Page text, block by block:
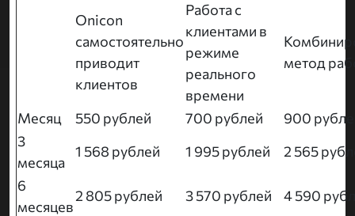
Onicon
самостоятельно
приводит
клиентов
Работа с
клиентами в
режиме
реального
времени
метод
Месяц 550 рублей 700 рублей
900
3
месяца
1 568 рублей 1 995 рублей
2 565
6
месяцев
2 805 рублей 3 570 рублей
4 590